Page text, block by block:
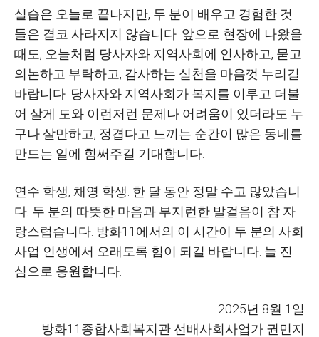
실습은 오늘로 끝나지만, 두 분이 배우고 경험한 것
들은 결코 사라지지 않습니다 앞으로 현장에 나왔을
때도, 오늘처럼 당사자와 지역사회에 인사하고, 묻고
의논하고 부탁하고, 감사하는 실천을 마음껏 누리길
바랍니다 당사자와 지역사회가 복지를 이루고 더불
어 살게 도와 이런저런 문제나 어려움이 있더라도 누
구나 살만하고, 정겹다고 느끼는 순간이 많은 동네를
만드는 일에 힘써주길 기대합니다
연수 학생, 채영 학생 한 달 동안 정말 수고 많았습니
다 두 분의 따뜻한 마음과 부지런한 발걸음이 참 자
랑스럽습니다 방화11 에서의 이 시간이 두 분의 사회
사업 인생에서 오래도록 힘이 되길 바랍니다. 늘 진
심으로 응원합니다
2025년 8월 1일
방화11종합사회복지관 선배사회사업가 권민지